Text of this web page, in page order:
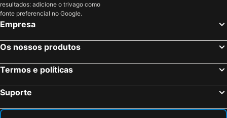
resultados: adicione o trivago como
fonte preferencial no Google.
Empresa
Os nossos produtos
Termos e políticas
Suporte